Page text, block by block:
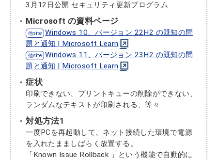
3月12日公開 セキュリティ更新プログラム
Microsoft の資料ページ
Windows 10、バージョン 22H2 の既知の問
題と通知 | Microsoft Learn
Windows 11、バージョン 23H2 の既知の問
題と通知 | Microsoft Learn
症状
印刷できない、プリントキューの削除ができない、
ランダムなテキストが印刷される、等々
対処方法1
一度PCを再起動して、ネット接続した環境で電源
を入れたまましばらく放置する。
「Known Issue Rollback 」という機能で自動的に